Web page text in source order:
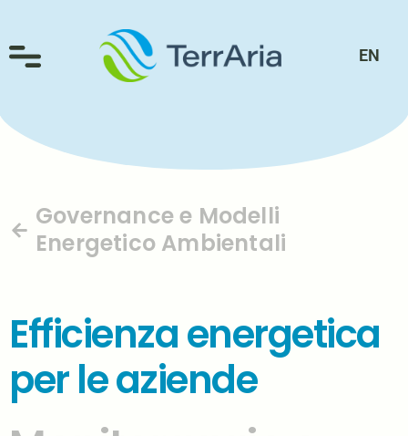
EN
Governance e Modelli
Energetico Ambientali
Efficienza energetica
per le aziende